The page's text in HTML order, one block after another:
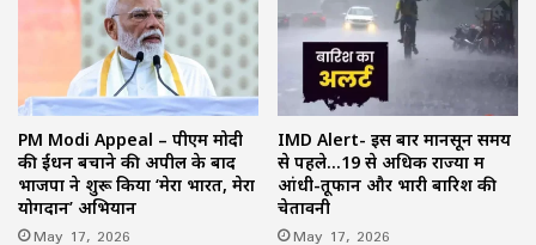
PM Modi Appeal – पीएम मोदी
की ईंधन बचाने की अपील के बाद
भाजपा ने शुरू किया ‘मेरा भारत, मेरा
योगदान’ अभियान
May 17, 2026
IMD Alert- इस बार मानसून समय
से पहले…19 से अधिक राज्यों में
आंधी-तूफान और भारी बारिश की
चेतावनी
May 17, 2026